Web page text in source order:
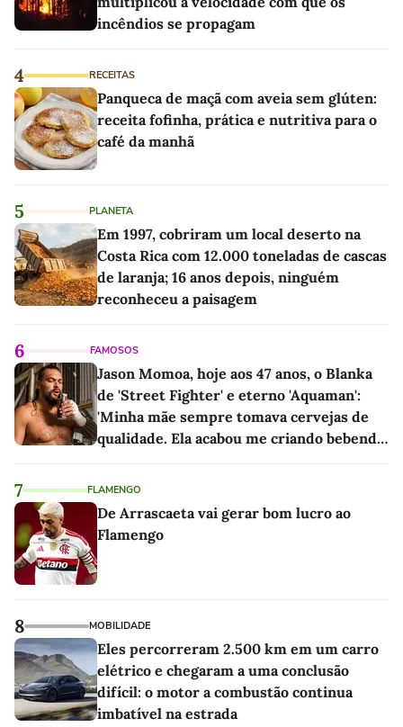
incêndios se propagam
4 RECEITAS
Panqueca de maçã com aveia sem glúten:
receita fofinha, prática e nutritiva para o
café da manhã
5 PLANETA
Em 1997, cobriram um local deserto na
Costa Rica com 12.000 toneladas de cascas
de laranja; 16 anos depois, ninguém
reconheceu a paisagem
6 FAMOSOS
Jason Momoa, hoje aos 47 anos, o Blanka
de 'Street Fighter' e eterno 'Aquaman':
'Minha mãe sempre tomava cervejas de
qualidade. Ela acabou me criando bebendo
7 FLAMENGO
De Arrascaeta vai gerar bom lucro ao
Flamengo
8 MOBILIDADE
Eles percorreram 2.500 km em um carro
elétrico e chegaram a uma conclusão
difícil: o motor a combustão continua
imbatível na estrada